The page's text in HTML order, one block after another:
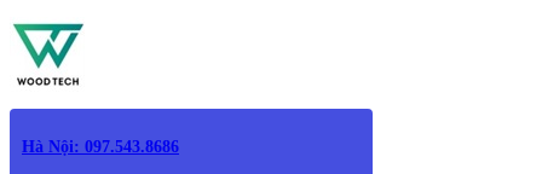
Hà Nội: 097.543.8686